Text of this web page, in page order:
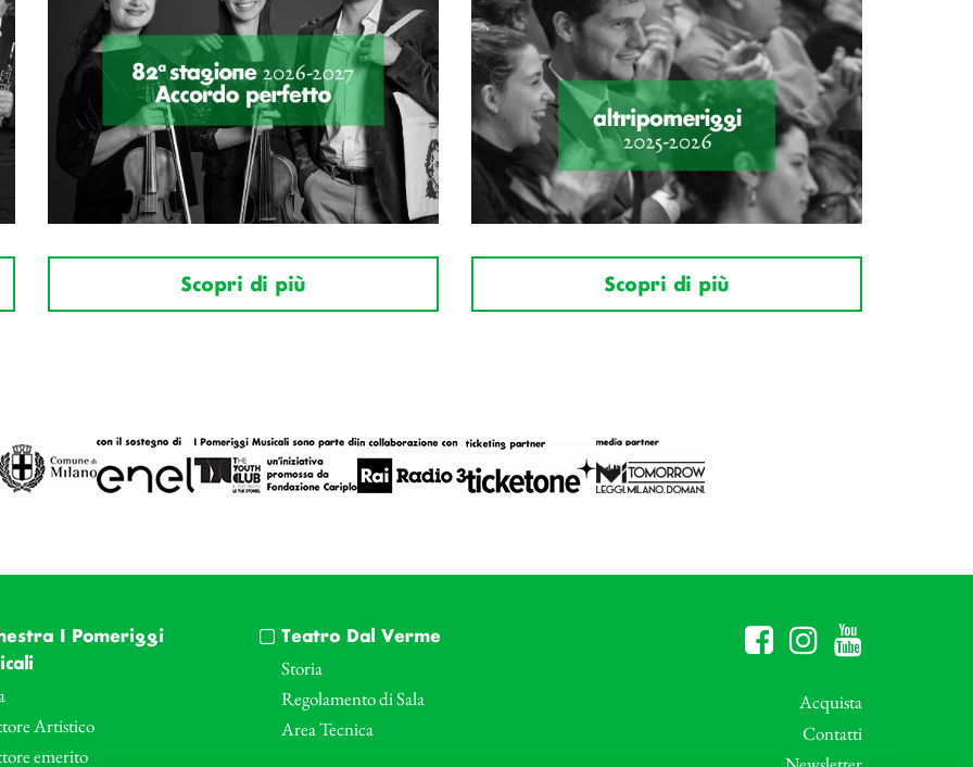
Scopri di più Scopri di più
I Pomeriggi
Artistico
emerito
Teatro Dal Verme
Storia
Regolamento di Sala
Area Tecnica
Acquista
Contatti